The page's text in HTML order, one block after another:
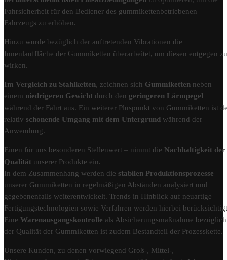
Fahrsicherheit für den Bediener des gummikettenbetriebenen
Fahrzeugs zu erhöhen.
Hinzu wurde bezüglich der auftretenden Vibrationen die
Innenlauffläche der Gummiketten überarbeitet, um diesen entgegen zu
wirken.
Im Vergleich zu Stahlketten, zeichnen sich Gummiketten neben
einem niedrigeren Gewicht durch den geringeren Lärmpegel
während der Fahrt aus. Ein weiterer Pluspunkt von Gummiketten ist
relativ schonende Umgang mit dem Untergrund während der
Anwendung.
Einen für uns besonderen Stellenwert – nimmt die Nachhaltigkeit der
Qualität unserer Produkte ein.
In dem Zusammenhang werden die stabilen Produktionsprozesse
unserer Gummiketten in regelmäßigen Abständen analysiert und
gegebenenfalls weiterentwickelt. Trends in Hinblick auf neuartige
Fertigungstechnologien sowie Verfahren werden hierbei
Eine Warenausgangskontrolle als Absicherungsmaßnahme bezüglich
der Qualität der Gummiketten ist zudem Bestandteil der Prozesskette.
Unsere Kunden, zu denen vorwiegend Groß-, Mittel-,